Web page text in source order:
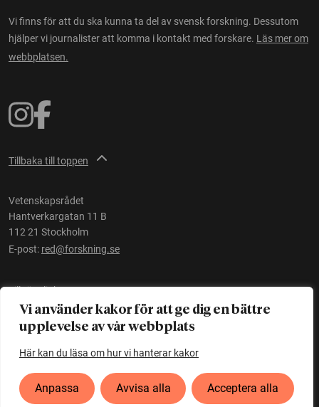
Vi använder kakor för att ge dig en bättre
upplevelse av vår webbplats
Här kan du läsa om hur vi hanterar kakor
Anpassa Avvisa alla Acceptera alla
Vi finns för att du ska kunna ta del av svensk forskning. Dessutom
hjälper vi journalister att komma i kontakt med forskare. Läs mer om
webbplatsen.
Tillbaka till toppen
Vetenskapsrådet
Hantverkargatan 11 B
112 21 Stockholm
E-post: red@forskning.se
Tillgänglighet
Ett initiativ avVetenskapsrådet